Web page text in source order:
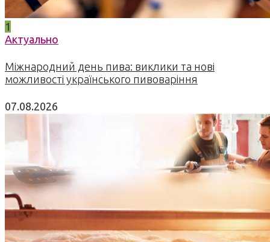
1
Актуально
Міжнародний день пива: виклики та нові
можливості українського пивоваріння
07.08.2026